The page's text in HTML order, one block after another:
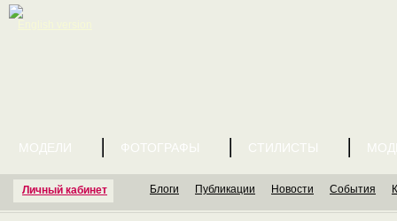
Личный кабинет
МОДЕЛИ ФОТОГРАФЫ СТИЛИСТЫ
Блоги Публикации Новости События